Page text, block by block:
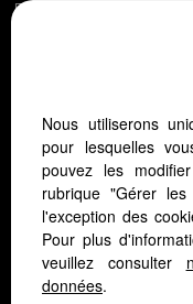
Fourqueux (78112)
Fait-il bon vivre à Saint-Germain-
L’immobilier au Vésinet
L’immobilier à Saint-Germain-
L’immobilier dans les yvelines
Vivre dans les yvelines ou à Paris ?
L'hopital Saint Germain en Laye
L'immobilier au Pecq
Nous utiliserons
pour lesquelles
pouvez les
rubrique "Gérer
l'exception des
Pour plus
veuillez consulter
données.